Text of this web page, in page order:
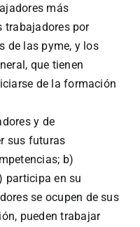
más
trabajadores por
de las pyme, y los
que tienen
de la formación
y de
sus futuras
b)
participa en su
se ocupen de sus
pueden trabajar